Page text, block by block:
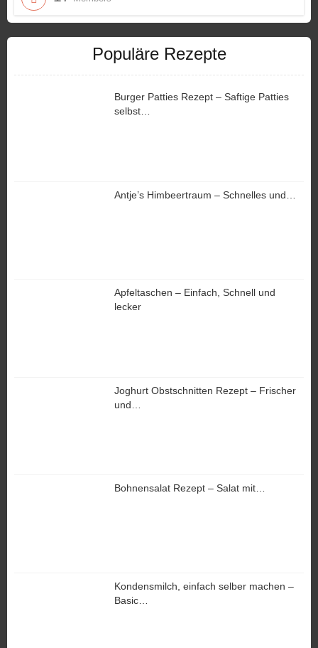
Populäre Rezepte
Burger Patties Rezept – Saftige Patties
selbst…
Antje’s Himbeertraum – Schnelles und…
Apfeltaschen – Einfach, Schnell und
lecker
Joghurt Obstschnitten Rezept – Frischer
und…
Bohnensalat Rezept – Salat mit…
Kondensmilch, einfach selber machen –
Basic…